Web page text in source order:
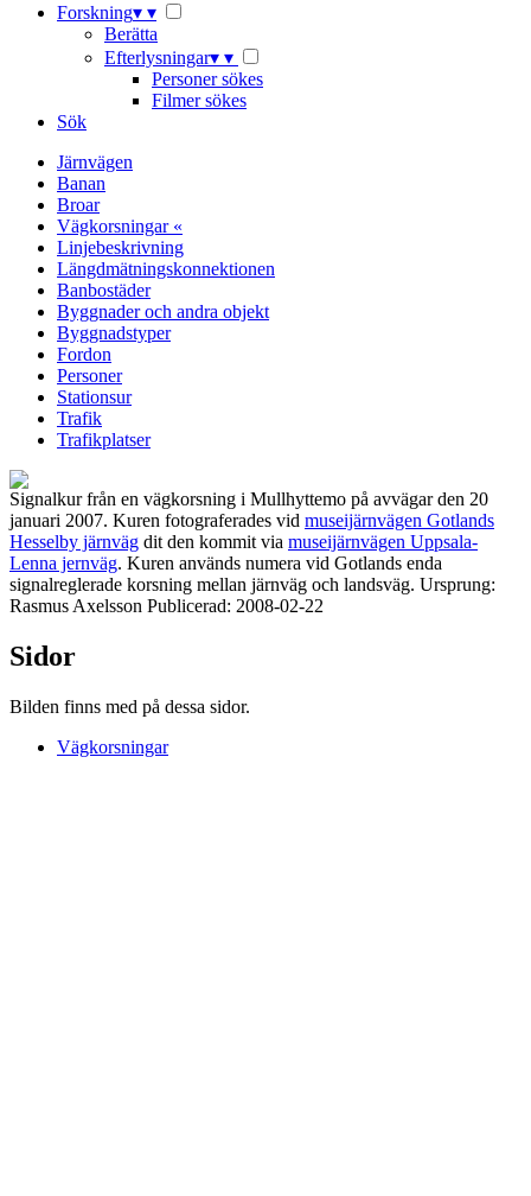
Forskning▾ ▾
Berätta
Efterlysningar▾ ▾
Personer sökes
Filmer sökes
Sök
Järnvägen
Banan
Broar
Vägkorsningar «
Linjebeskrivning
Längdmätningskonnektionen
Banbostäder
Byggnader och andra objekt
Byggnadstyper
Fordon
Personer
Stationsur
Trafik
Trafikplatser
Signalkur från en vägkorsning i Mullhyttemo på avvägar den 20
januari 2007. Kuren fotograferades vid museijärnvägen Gotlands
Hesselby järnväg dit den kommit via museijärnvägen Uppsala-
Lenna jernväg. Kuren används numera vid Gotlands enda
signalreglerade korsning mellan järnväg och landsväg. Ursprung:
Rasmus Axelsson Publicerad: 2008-02-22
Sidor
Bilden finns med på dessa sidor.
Vägkorsningar